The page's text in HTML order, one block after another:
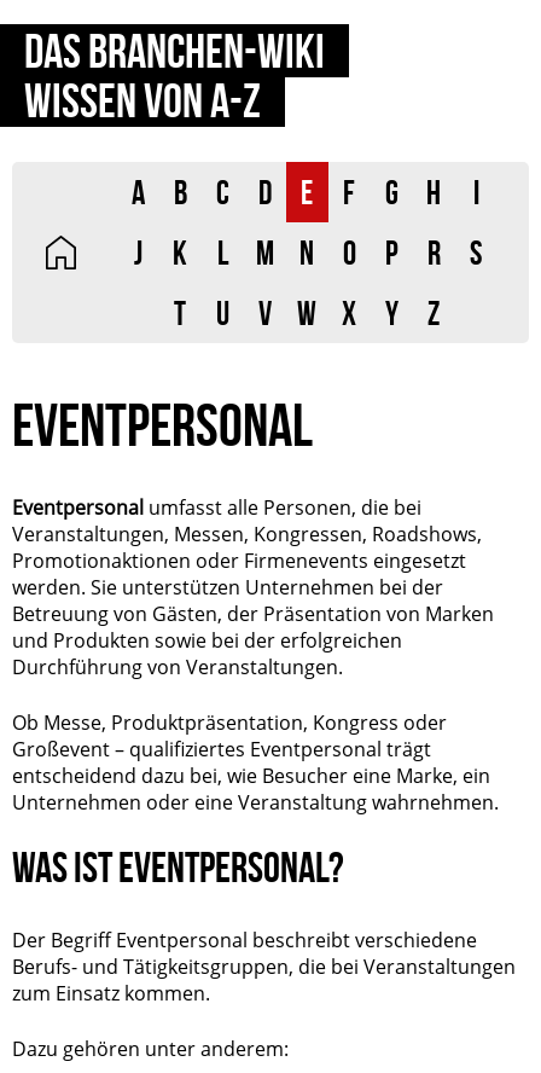
DAS BRANCHEN-WIKI
WISSEN VON A-Z
A B C D E F G H
I
J
K L M N O P R
S
T
U V W X Y Z
EVENTPERSONAL
Eventpersonal umfasst alle Personen, die bei
Veranstaltungen, Messen, Kongressen, Roadshows,
Promotionaktionen oder Firmenevents eingesetzt
werden. Sie unterstützen Unternehmen bei der
Betreuung von Gästen, der Präsentation von Marken
und Produkten sowie bei der erfolgreichen
Durchführung von Veranstaltungen.
Ob Messe, Produktpräsentation, Kongress oder
Großevent – qualifiziertes Eventpersonal trägt
entscheidend dazu bei, wie Besucher eine Marke, ein
Unternehmen oder eine Veranstaltung wahrnehmen.
WAS IST EVENTPERSONAL?
Der Begriff Eventpersonal beschreibt verschiedene
Berufs- und Tätigkeitsgruppen, die bei Veranstaltungen
zum Einsatz kommen.
Dazu gehören unter anderem: